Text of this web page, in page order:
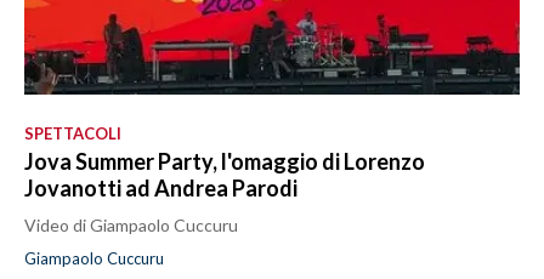
SPETTACOLI
Jova Summer Party, l'omaggio di Lorenzo
Jovanotti ad Andrea Parodi
Video di Giampaolo Cuccuru
Giampaolo Cuccuru